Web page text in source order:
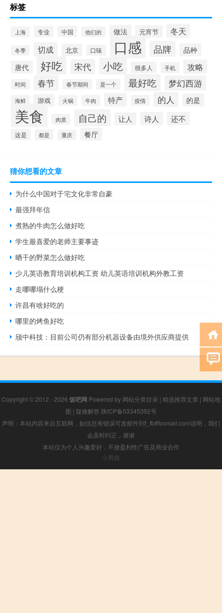
标签
上海 专业 中国 他们的 做法 元宵节 冬天
冬季 切成 北京 口味 口感 品牌
品种
唐代
好吃 宋代 小吃 很多人 手机 攻略
时间 春节 春节期间 是一个 最好吃 梦幻西游
海鲜 游戏 火锅 牛肉 特产 疫情 的人 的是
美食 肉质 自己的 让人 诗人 还不
这是 都是 重庆 餐厅
猜你想看的文章
为什么中国对于宅文化非常自豪
最强拜年信
煮熟的牛肉怎么做好吃
学生最喜爱的老师主要事迹
晒干的野菜怎么做好吃
少儿英语教育培训机构工资 幼儿英语培训机构外教工资
走哪哪塌什么梗
许昌有啥好吃的
哪里的烤鱼好吃
颀中科技：目前公司仍有部分机器设备由境外供应商提供
Copyright © 2012 - 2026 饭吧网 Powered by 网站分类目录 | 精选推荐文章 | 网站地
图 | 疑难解答 陕ICP备03345392号
声明：本站内容来自互联网，如信息有错误可发邮件到f_fb#foxmail.com说明，我们
会及时纠正，谢谢
本站仅为个人兴趣爱好，不接盈利性广告及商业合作
小男孩